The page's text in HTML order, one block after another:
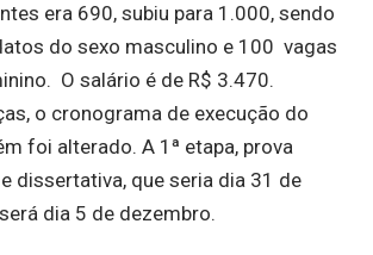
era 690, subiu para 1.000, sendo
do sexo masculino e 100 vagas
O salário é de R$ 3.470.
o cronograma de execução do
foi alterado. A 1ª etapa, prova
dissertativa, que seria dia 31 de
dia 5 de dezembro.